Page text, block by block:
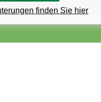
748
finden Sie hier